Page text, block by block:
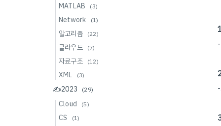
MATLAB (3)
Network (1)
알고리즘 (22)
클라우드 (7)
자료구조 (12)
XML (3)
✍️2023 (29)
Cloud (5)
CS (1)